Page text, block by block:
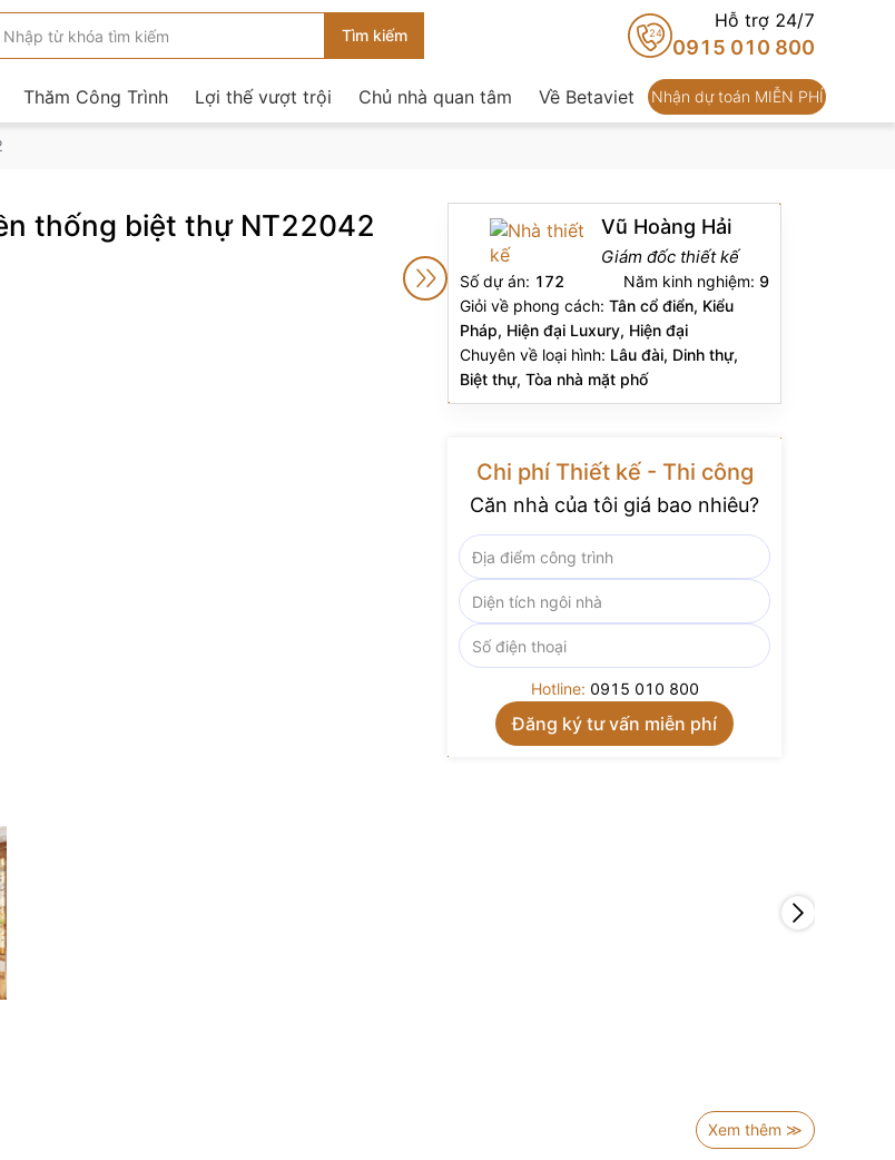
24
Hỗ trợ 24/7
0915 010 800
Thăm Công Trình Lợi thế vượt trội Chủ nhà quan tâm Về Betaviet Nhận dự toán MIỄN PHÍ
thống biệt thự NT22042 Vũ Hoàng Hải
Giám đốc thiết kế
Số dự án: 172 Năm kinh nghiệm: 9
Giỏi về phong cách: Tân cổ điển, Kiểu
Pháp, Hiện đại Luxury, Hiện đại
Chuyên về loại hình: Lâu đài, Dinh thự,
Biệt thự, Tòa nhà mặt phố
Chi phí Thiết kế - Thi công
Căn nhà của tôi giá bao nhiêu?
Hotline: 0915 010 800
Xem thêm ≫